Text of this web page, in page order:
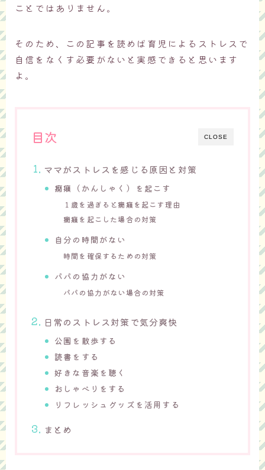
ことではありません。
そのため、この記事を読めば育児によるストレスで
自信をなくす必要がないと実感できると思います
よ。
CLOSE
目次
ママがストレスを感じる原因と対策
癇癪（かんしゃく）を起こす
１歳を過ぎると癇癪を起こす理由
癇癪を起こした場合の対策
自分の時間がない
時間を確保するための対策
パパの協力がない
パパの協力がない場合の対策
日常のストレス対策で気分爽快
公園を散歩する
読書をする
好きな音楽を聴く
おしゃべりをする
リフレッシュグッズを活用する
まとめ